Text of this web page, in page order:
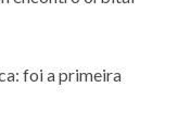
foi a primeira